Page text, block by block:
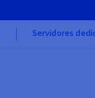
Servidores